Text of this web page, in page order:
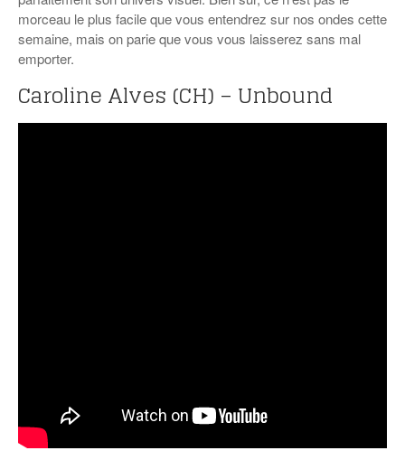
morceau le plus facile que vous entendrez sur nos ondes cette
semaine, mais on parie que vous vous laisserez sans mal
emporter.
Caroline Alves (CH) – Unbound